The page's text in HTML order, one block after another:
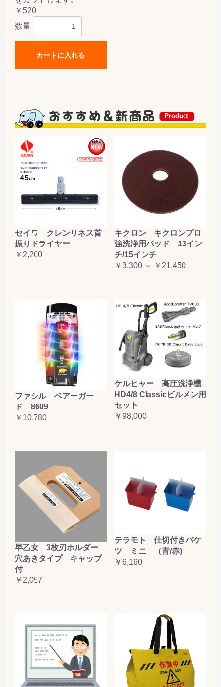
￥520
数量
カートに入れる
セイワ クレンリネス首
振りドライヤー
￥2,200
キクロン キクロンプロ
強洗浄用パッド 13イン
チ/15インチ
￥3,300 ～ ￥21,450
ファシル ベアーガー
ド 8609
￥10,780
ケルヒャー 高圧洗浄機
HD4/8 Classicビルメン用
セット
￥98,000
早乙女 3枚刃ホルダー
穴あきタイプ キャップ
付
￥2,057
テラモト 仕切付きバケ
ツ ミニ （青/赤)
￥6,160